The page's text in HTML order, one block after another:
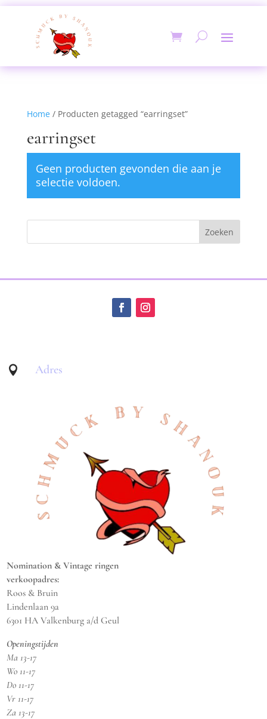
Home/ Producten getagged “earringset”
earringset
Geen producten gevonden die aan je
selectie voldoen.
 Adres
Nomination & Vintage ringen
verkoopadres:
Roos & Bruin
Lindenlaan 9a
6301 HA Valkenburg a/d Geul
Openingstijden
Ma 13-17
Wo 11-17
Do 11-17
Vr 11-17
Za 13-17